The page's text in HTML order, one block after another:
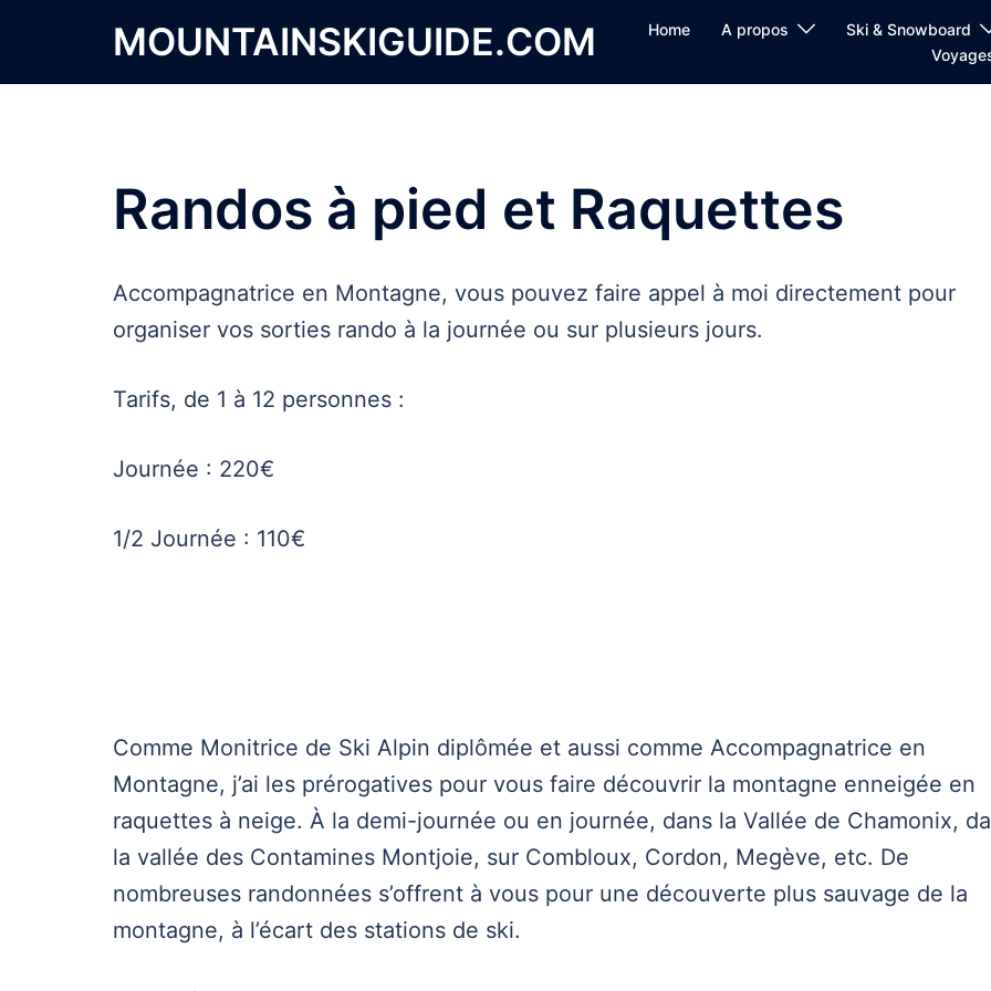
contenu
MOUNTAINSKIGUIDE.COM Home A propos
Ski & Snowboard
Randos à pied et Raquettes
Accompagnatrice en Montagne, vous pouvez faire appel à moi directement pour
organiser vos sorties rando à la journée ou sur plusieurs jours.
Tarifs, de 1 à 12 personnes :
Journée : 220€
1/2 Journée : 110€
Comme Monitrice de Ski Alpin diplômée et aussi comme Accompagnatrice en
Montagne, j’ai les prérogatives pour vous faire découvrir la montagne enneigée en
raquettes à neige. À la demi-journée ou en journée, dans la Vallée de Chamonix,
la vallée des Contamines Montjoie, sur Combloux, Cordon, Megève, etc. De
nombreuses randonnées s’offrent à vous pour une découverte plus sauvage de la
montagne, à l’écart des stations de ski.